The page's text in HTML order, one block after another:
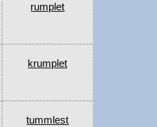
rumplet
krumplet
tummlest